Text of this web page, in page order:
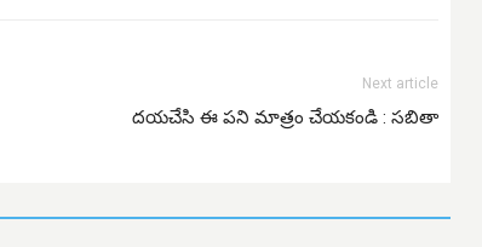
Next article
దయచేసి ఈ పని మాత్రం చేయకండి : సబితా